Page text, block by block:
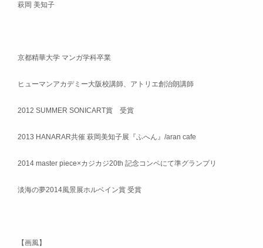
萩岡 美知子
京都精華大学 マンガ学科卒業
ヒューマンアカデミー大阪校講師、アトリエ創治朗講師
2012 SUMMER SONICART賞 受賞
2013 HANARAR共催 萩岡美知子展『ふへん』/aran cafe
2014 master piece×カジカジ20th 記念コンペにて準グランプリ
淡海の夢2014風景展ホルベイン賞 受賞
【画風】